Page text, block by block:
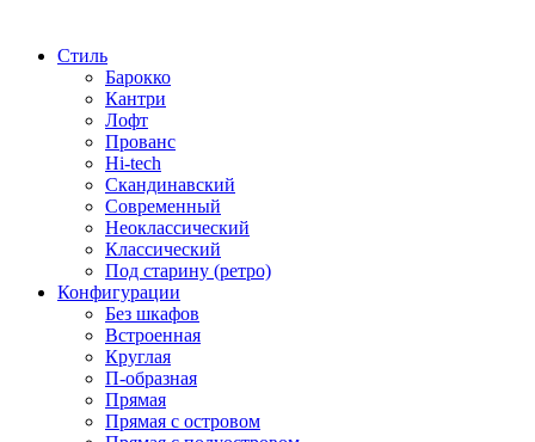
Стиль
Барокко
Кантри
Лофт
Прованс
Hi-tech
Скандинавский
Современный
Неоклассический
Классический
Под старину (ретро)
Конфигурации
Без шкафов
Встроенная
Круглая
П-образная
Прямая
Прямая с островом